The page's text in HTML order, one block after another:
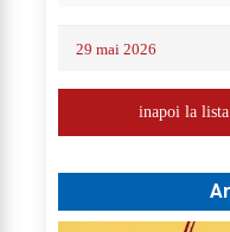
29 mai 2026
inapoi la lista